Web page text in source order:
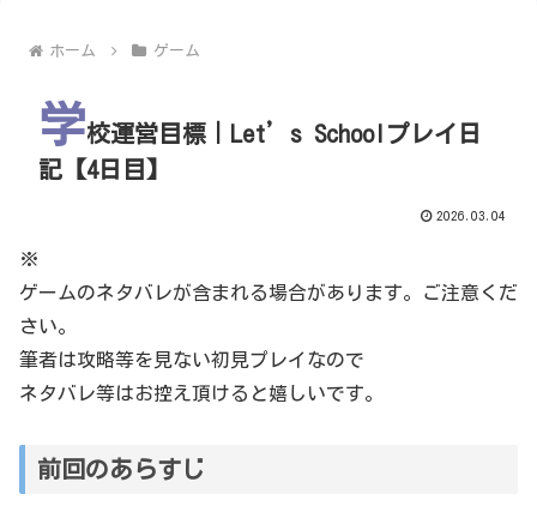
ホーム ゲーム
学校運営目標｜Let’s Schoolプレイ日
記【4日目】
2026.03.04
※
ゲームのネタバレが含まれる場合があります。ご注意くだ
さい。
筆者は攻略等を見ない初見プレイなので
ネタバレ等はお控え頂けると嬉しいです。
前回のあらすじ